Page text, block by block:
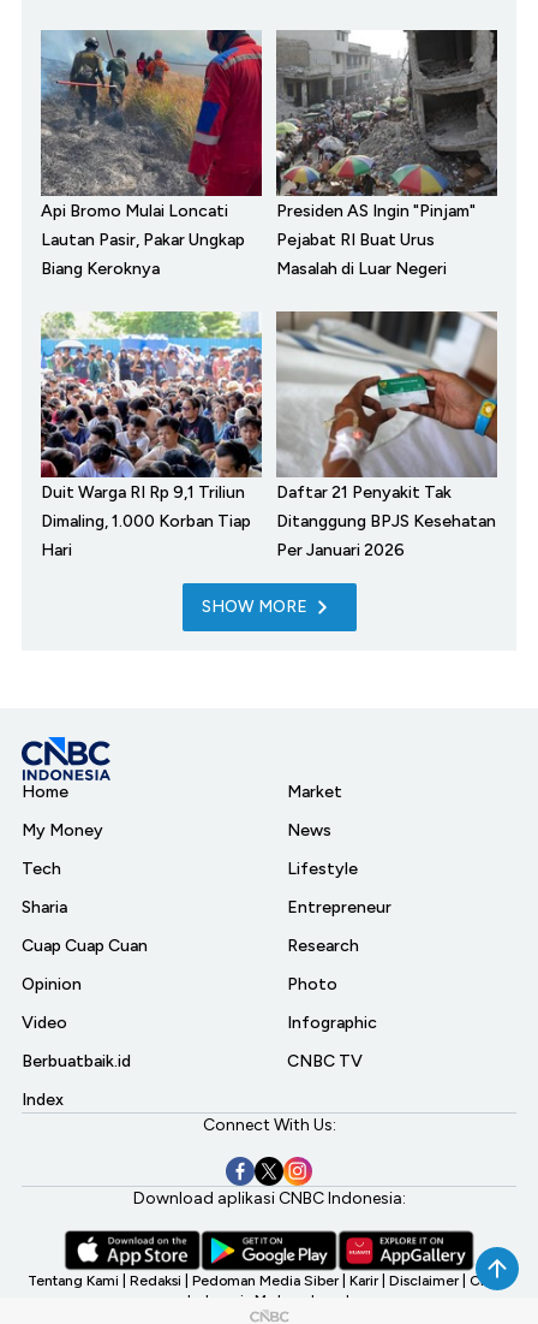
Api Bromo Mulai Loncati
Lautan Pasir, Pakar Ungkap
Biang Keroknya
Presiden AS Ingin "Pinjam"
Pejabat RI Buat Urus
Masalah di Luar Negeri
Duit Warga RI Rp 9,1 Triliun
Dimaling, 1.000 Korban Tiap
Hari
Daftar 21 Penyakit Tak
Ditanggung BPJS Kesehatan
Per Januari 2026
SHOW MORE
Home
My Money
Tech
Sharia
Cuap Cuap Cuan
Opinion
Video
Berbuatbaik.id
Index
Market
News
Lifestyle
Entrepreneur
Research
Photo
Infographic
CNBC TV
Connect With Us:
Download aplikasi CNBC Indonesia:
Tentang Kami Redaksi Pedoman Media Siber Karir Disclaimer CNBC
Indonesia My Investment
©2026 CNBC Indonesia, A Transmedia Company